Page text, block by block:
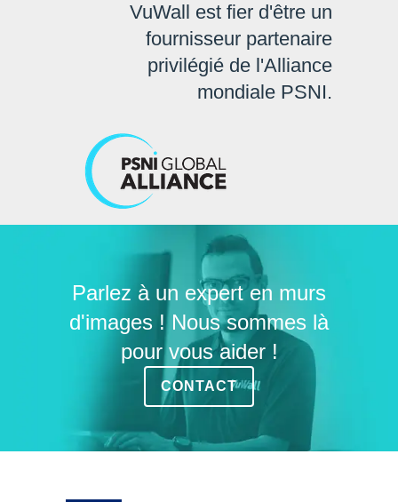
VuWall est fier d'être un
fournisseur partenaire
privilégié de l'Alliance
mondiale PSNI.
Parlez à un expert en murs
d'images ! Nous sommes là
pour vous aider !
CONTACT